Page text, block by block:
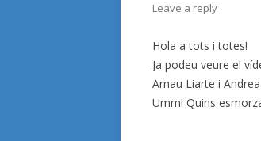
Leave a reply
Hola a tots i totes!
Ja podeu veure el
Arnau Liarte i
Umm! Quins